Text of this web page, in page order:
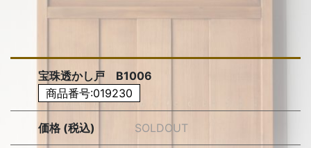
宝珠透かし戸 B1006
商品番号:019230
価格 (税込) SOLDOUT